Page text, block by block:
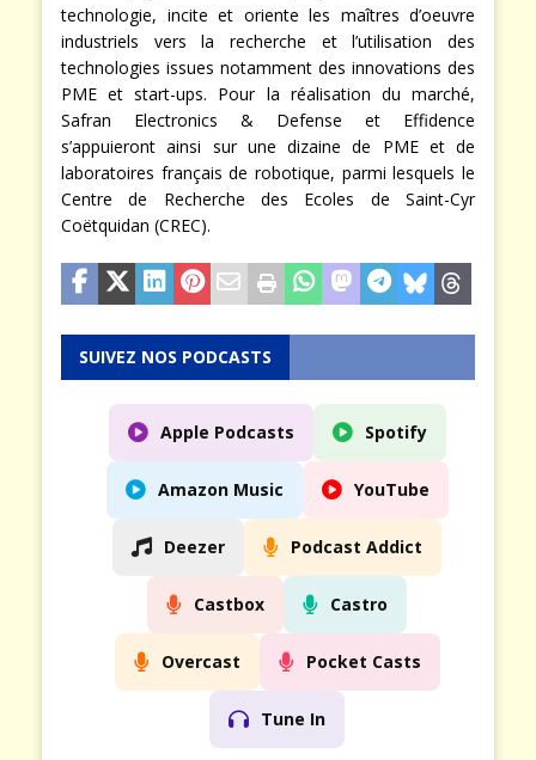
technologie, incite et oriente les maîtres d’oeuvre
industriels vers la recherche et l’utilisation des
technologies issues notamment des innovations des
PME et start-ups. Pour la réalisation du marché,
Safran Electronics & Defense et Effidence
s’appuieront ainsi sur une dizaine de PME et de
laboratoires français de robotique, parmi lesquels le
Centre de Recherche des Ecoles de Saint-Cyr
Coëtquidan (CREC).
SUIVEZ NOS PODCASTS
Apple Podcasts Spotify
Amazon Music YouTube
Deezer Podcast Addict
Castbox Castro
Overcast Pocket Casts
Tune In